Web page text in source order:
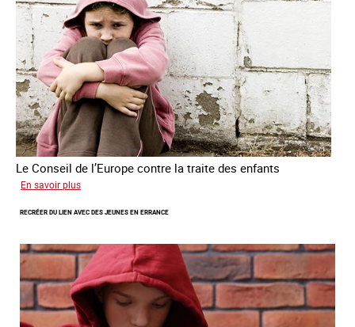
des
êtres
humains
Le Conseil de l’Europe contre la traite des enfants
En savoir plus
forcé
d’Ukraine
RECRÉER DU LIEN AVEC DES JEUNES EN ERRANCE